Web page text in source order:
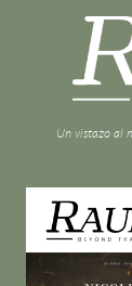
Un vistazo al